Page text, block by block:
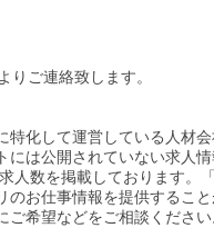
ご連絡致します。
特化して運営している人材
には公開されていない求人
人数を掲載しております。
のお仕事情報を提供するこ
ご希望などをご相談くださ